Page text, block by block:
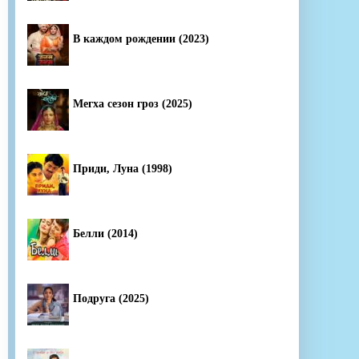
В каждом рождении (2023)
Мегха сезон гроз (2025)
Приди, Луна (1998)
Белли (2014)
Подруга (2025)